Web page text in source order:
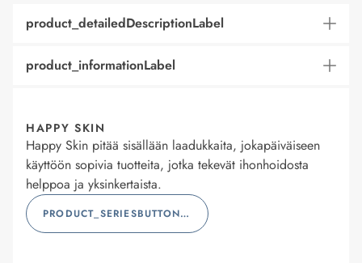
product_detailedDescriptionLabel
product_informationLabel
HAPPY SKIN
Happy Skin pitää sisällään laadukkaita, jokapäiväiseen
käyttöön sopivia tuotteita, jotka tekevät ihonhoidosta
helppoa ja yksinkertaista.
PRODUCT_SERIESBUTTONLABEL